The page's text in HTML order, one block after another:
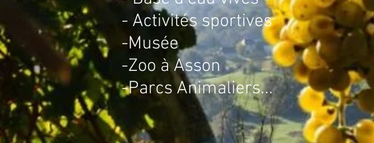
- Activités sportives
-Musée
-Zoo à Asson
-Parcs Animaliers...